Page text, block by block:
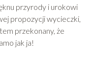
przyrody i urokowi
propozycji wycieczki,
przekonany, że
jak ja!